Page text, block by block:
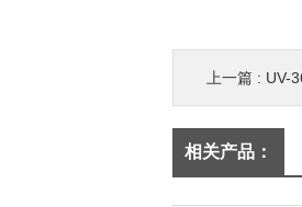
上一篇 : UV-
相关产品：